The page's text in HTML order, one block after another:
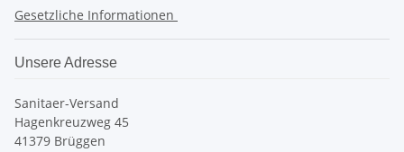
Gesetzliche Informationen
Unsere Adresse
Sanitaer-Versand
Hagenkreuzweg 45
41379 Brüggen